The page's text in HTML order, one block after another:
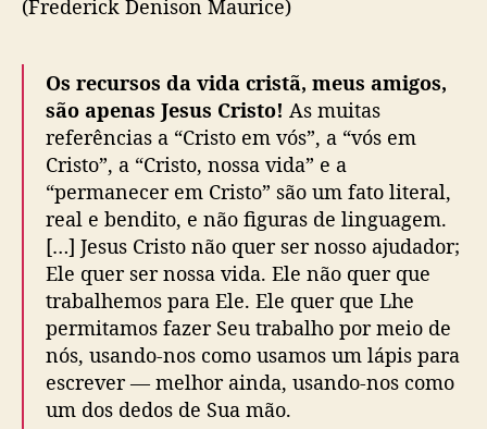
(Frederick Denison Maurice)
Os recursos da vida cristã, meus amigos,
são apenas Jesus Cristo! As muitas
referências a “Cristo em vós”, a “vós em
Cristo”, a “Cristo, nossa vida” e a
“permanecer em Cristo” são um fato literal,
real e bendito, e não figuras de linguagem.
[…] Jesus Cristo não quer ser nosso ajudador;
Ele quer ser nossa vida. Ele não quer que
trabalhemos para Ele. Ele quer que Lhe
permitamos fazer Seu trabalho por meio de
nós, usando-nos como usamos um lápis para
escrever — melhor ainda, usando-nos como
um dos dedos de Sua mão.